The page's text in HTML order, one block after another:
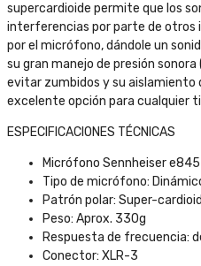
supercardioide permite que los
interferencias por parte de otros
por el micrófono, dándole un
su gran manejo de presión
evitar zumbidos y su aislamiento
excelente opción para cualquier
ESPECIFICACIONES TÉCNICAS
Micrófono Sennheiser e845
Tipo de micrófono:
Patrón polar: Super-
Peso: Aprox. 330g
Respuesta de frecuencia:
Conector: XLR-3